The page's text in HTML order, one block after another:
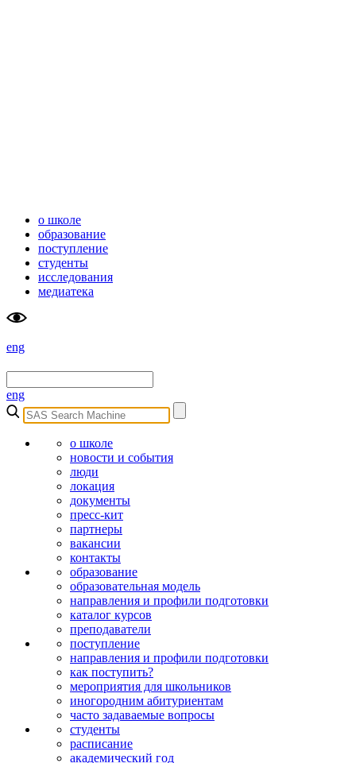
о школе
образование
поступление
студенты
исследования
медиатека
eng
eng
о школе
новости и события
люди
локация
документы
пресс-кит
партнеры
вакансии
контакты
образование
образовательная модель
направления и профили подготовки
каталог курсов
преподаватели
поступление
направления и профили подготовки
как поступить?
мероприятия для школьников
иногородним абитуриентам
часто задаваемые вопросы
студенты
расписание
академический год